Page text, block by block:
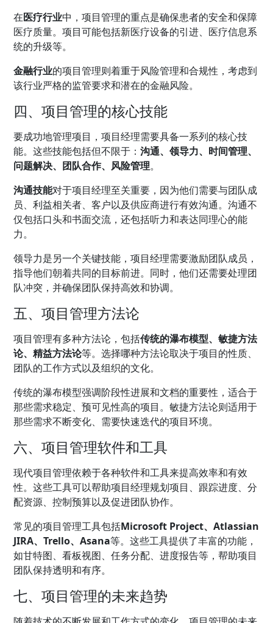
在医疗行业中，项目管理的重点是确保患者的安全和保障
医疗质量。项目可能包括新医疗设备的引进、医疗信息系
统的升级等。
金融行业的项目管理则着重于风险管理和合规性，考虑到
该行业严格的监管要求和潜在的金融风险。
四、项目管理的核心技能
要成功地管理项目，项目经理需要具备一系列的核心技
能。这些技能包括但不限于：沟通、领导力、时间管理、
问题解决、团队合作、风险管理。
沟通技能对于项目经理至关重要，因为他们需要与团队成
员、利益相关者、客户以及供应商进行有效沟通。沟通不
仅包括口头和书面交流，还包括听力和表达同理心的能
力。
领导力是另一个关键技能，项目经理需要激励团队成员，
指导他们朝着共同的目标前进。同时，他们还需要处理团
队冲突，并确保团队保持高效和协调。
五、项目管理方法论
项目管理有多种方法论，包括传统的瀑布模型、敏捷方法
论、精益方法论等。选择哪种方法论取决于项目的性质、
团队的工作方式以及组织的文化。
传统的瀑布模型强调阶段性进展和文档的重要性，适合于
那些需求稳定、预可见性高的项目。敏捷方法论则适用于
那些需求不断变化、需要快速迭代的项目环境。
六、项目管理软件和工具
现代项目管理依赖于各种软件和工具来提高效率和有效
性。这些工具可以帮助项目经理规划项目、跟踪进度、分
配资源、控制预算以及促进团队协作。
常见的项目管理工具包括Microsoft Project、Atlassian
JIRA、Trello、Asana等。这些工具提供了丰富的功能，
如甘特图、看板视图、任务分配、进度报告等，帮助项目
团队保持透明和有序。
七、项目管理的未来趋势